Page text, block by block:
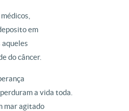
em
aqueles
do câncer.
a vida toda.
mar agitado